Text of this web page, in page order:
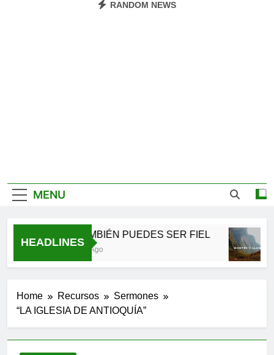
RANDOM NEWS
MENU
HEADLINES
TÚ TAMBIÉN PUEDES SER FIEL
Home Recursos
Sermones
“LA IGLESIA DE ANTIOQUÍA”